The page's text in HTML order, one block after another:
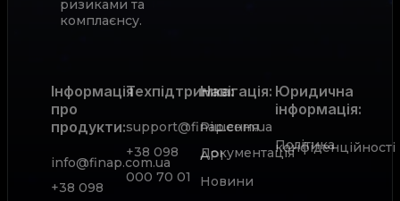
ризиками та
комплаєнсу.
Інформація
про
продукти:
info@finap.com.ua
+38 098
Техпідтримка:
support@finap.com.ua
+38 098
000 70 01
Рішення
Документація
АРІ
Новини
Навігація: Юридична
інформація:
Політика
конфіденційності